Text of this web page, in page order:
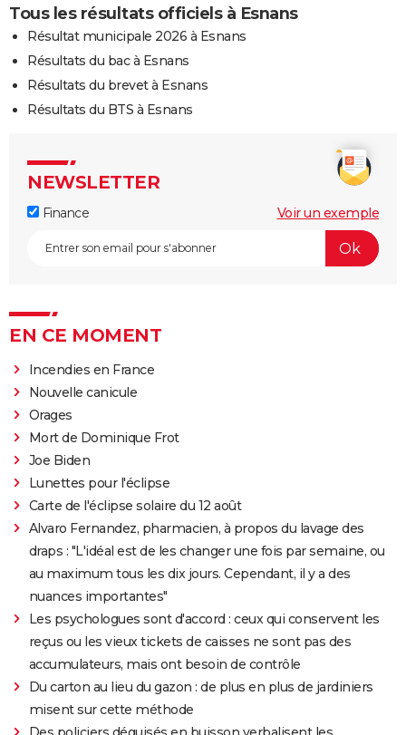
Tous les résultats officiels à Esnans
Résultat municipale 2026 à Esnans
Résultats du bac à Esnans
Résultats du brevet à Esnans
Résultats du BTS à Esnans
NEWSLETTER
Finance Voir un exemple
EN CE MOMENT
Incendies en France
Nouvelle canicule
Orages
Mort de Dominique Frot
Joe Biden
Lunettes pour l'éclipse
Carte de l'éclipse solaire du 12 août
Alvaro Fernandez, pharmacien, à propos du lavage des
draps : "L'idéal est de les changer une fois par semaine, ou
au maximum tous les dix jours. Cependant, il y a des
nuances importantes"
Les psychologues sont d'accord : ceux qui conservent les
reçus ou les vieux tickets de caisses ne sont pas des
accumulateurs, mais ont besoin de contrôle
Du carton au lieu du gazon : de plus en plus de jardiniers
misent sur cette méthode